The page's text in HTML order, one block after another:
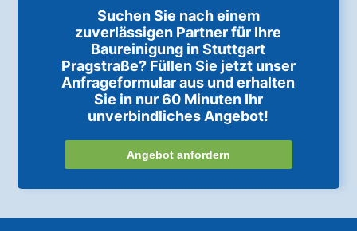
Suchen Sie nach einem
zuverlässigen Partner für Ihre
Baureinigung in Stuttgart
Pragstraße? Füllen Sie jetzt unser
Anfrageformular aus und erhalten
Sie in nur 60 Minuten Ihr
unverbindliches Angebot!
Angebot anfordern